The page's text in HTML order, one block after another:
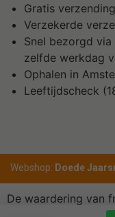
Gratis
Verzekerde
Snel bezorgd via
zelfde werkdag
Ophalen in
Leeftijdscheck
Webshop: Doede
De waardering van